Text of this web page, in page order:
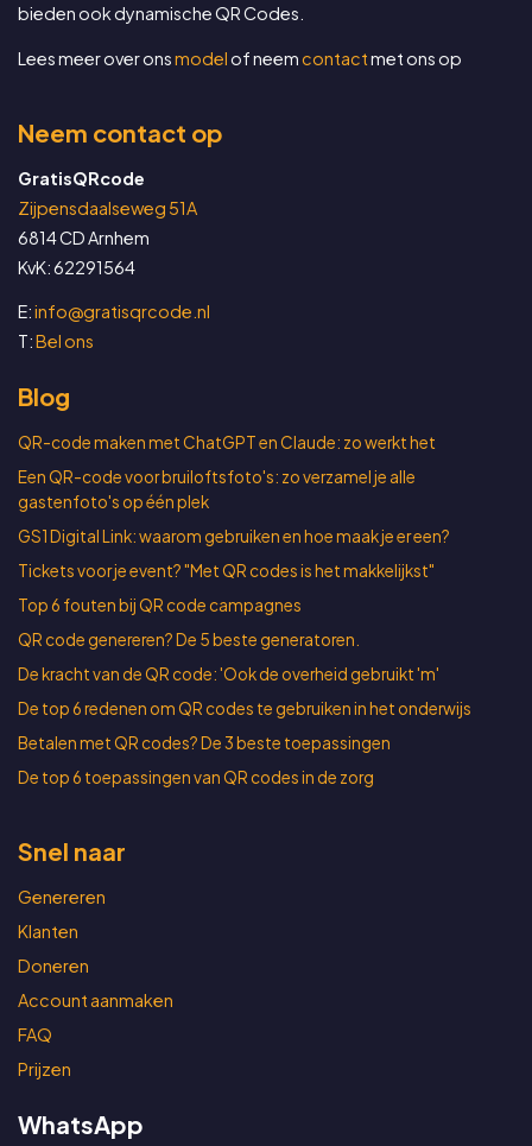
bieden ook dynamische QR Codes.
Lees meer over onsmodelof neemcontactmet ons op
Neem contact op
GratisQRcode
Zijpensdaalseweg 51A
6814 CD Arnhem
KvK: 62291564
E:info@gratisqrcode.nl
T:Bel ons
Blog
QR-code maken met ChatGPT en Claude: zo werkt het
Een QR-code voor bruiloftsfoto's: zo verzamel je alle
gastenfoto's op één plek
GS1 Digital Link: waarom gebruiken en hoe maak je er een?
Tickets voor je event? "Met QR codes is het makkelijkst"
Top 6 fouten bij QR code campagnes
QR code genereren? De 5 beste generatoren.
De kracht van de QR code: 'Ook de overheid gebruikt 'm'
De top 6 redenen om QR codes te gebruiken in het onderwijs
Betalen met QR codes? De 3 beste toepassingen
De top 6 toepassingen van QR codes in de zorg
Snel naar
Genereren
Klanten
Doneren
Account aanmaken
FAQ
Prijzen
WhatsApp